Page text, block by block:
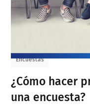
Encuestas
¿Cómo hacer
una encuesta?